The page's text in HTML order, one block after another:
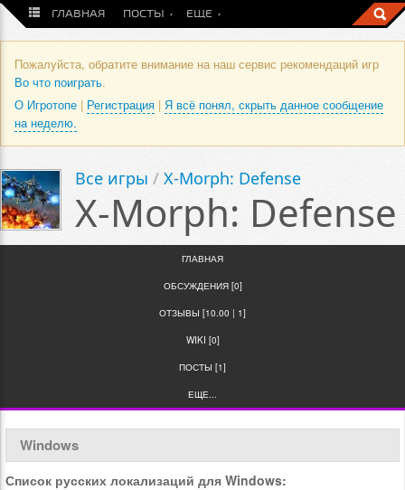
ГЛАВНАЯ ПОСТЫ ЕЩЕ
Пожалуйста, обратите внимание на наш сервис рекомендаций игр
Во что поиграть.
О Игротопе | Регистрация | Я всё понял, скрыть данное сообщение
на неделю.
Все игры / X-Morph: Defense
X-Morph: Defense
ГЛАВНАЯ
ОБСУЖДЕНИЯ [0]
ОТЗЫВЫ [10.00 | 1]
WIKI [0]
ПОСТЫ [1]
ЕЩЕ...
Windows
Список русских локализаций для Windows: